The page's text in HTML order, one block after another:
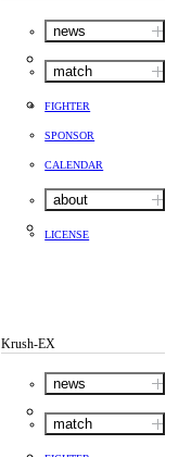
news
match
FIGHTER
SPONSOR
CALENDAR
about
LICENSE
Krush-EX
news
match